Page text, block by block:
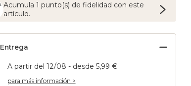
Acumula 1 punto(s) de fidelidad con este
artículo.
Entrega
A partir del 12/08 - desde 5,99 €
para más información >